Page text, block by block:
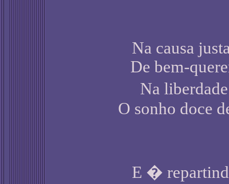
Na causa
De bem-
Na
O sonho doce
E �